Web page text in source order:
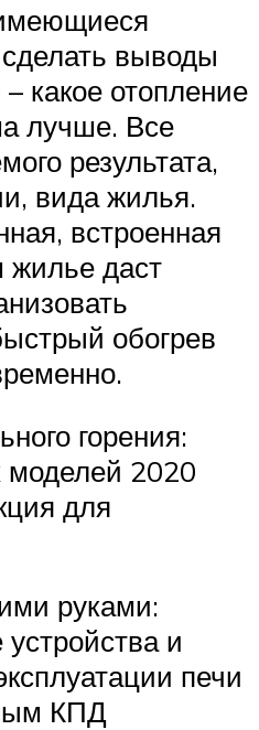
выводы
какое отопление
лучше. Все
результата,
вида жилья.
встроенная
жилье даст
обогрев
горения:
моделей 2020
для
руками:
и
печи
КПД